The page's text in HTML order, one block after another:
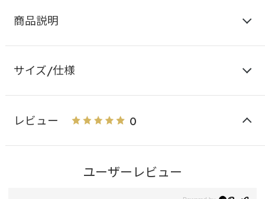
商品説明
サイズ/仕様
レビュー 0
ユーザーレビュー